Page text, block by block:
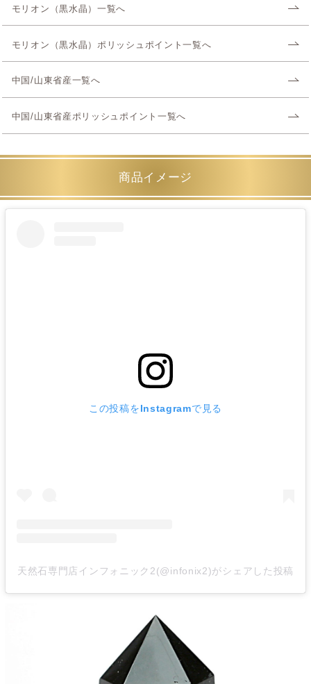
モリオン（黒水晶）一覧へ
モリオン（黒水晶）ポリッシュポイント一覧へ
中国/山東省産一覧へ
中国/山東省産ポリッシュポイント一覧へ
商品イメージ
この投稿をInstagramで見る
天然石専門店インフォニック2(@infonix2)がシェアした投稿